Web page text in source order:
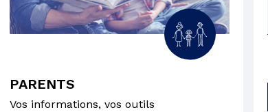
PARENTS
Vos informations, vos outils